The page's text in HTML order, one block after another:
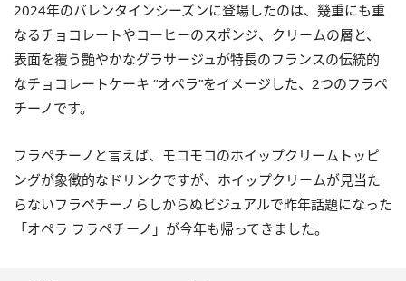
2024年のバレンタインシーズンに登場したのは、幾重にも重
なるチョコレートやコーヒーのスポンジ、クリームの層と、
表面を覆う艶やかなグラサージュが特長のフランスの伝統的
なチョコレートケーキ “オペラ”をイメージした、2つのフラペ
チーノです。
フラペチーノと言えば、モコモコのホイップクリームトッピ
ングが象徴的なドリンクですが、ホイップクリームが見当た
らないフラペチーノらしからぬビジュアルで昨年話題になった
「オペラ フラペチーノ」が今年も帰ってきました。